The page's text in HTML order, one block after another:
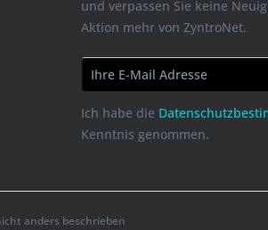
und verpassen Sie keine
Aktion mehr von ZyntroNet.
Ich habe die
Kenntnis genommen.
anders beschrieben